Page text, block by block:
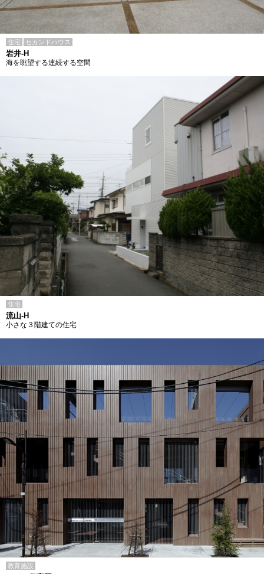
住宅 セカンドハウス
岩井-H
海を眺望する連続する空間
住宅
流山-H
小さな３階建ての住宅
教育施設